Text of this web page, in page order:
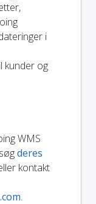
i
kunder og
WMS
deres
kontakt
.